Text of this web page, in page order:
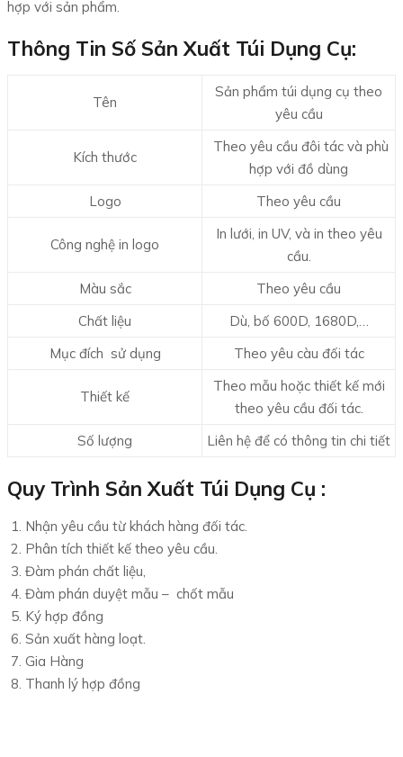
hợp với sản phẩm.
Thông Tin Số Sản Xuất Túi Dụng Cụ:
Tên
Sản phẩm túi dụng cụ theo
yêu cầu
Kích thước
Theo yêu cầu đôi tác và phù
hợp với đồ dùng
Logo
Theo yêu cầu
Công nghệ in logo
In lưới, in UV, và in theo yêu
cầu.
Màu sắc
Theo yêu cầu
Chất liệu
Dù, bố 600D, 1680D,…
Mục đích sử dụng
Theo yêu càu đối tác
Thiết kế
Theo mẫu hoặc thiết kế mới
theo yêu cầu đối tác.
Số lượng
Liên hệ để có thông tin chi tiết
Quy Trình Sản Xuất Túi Dụng Cụ :
Nhận yêu cầu từ khách hàng đối tác.
Phân tích thiết kế theo yêu cầu.
Đàm phán chất liệu,
Đàm phán duyệt mẫu – chốt mẫu
Ký hợp đồng
Sản xuất hàng loạt.
Gia Hàng
Thanh lý hợp đồng